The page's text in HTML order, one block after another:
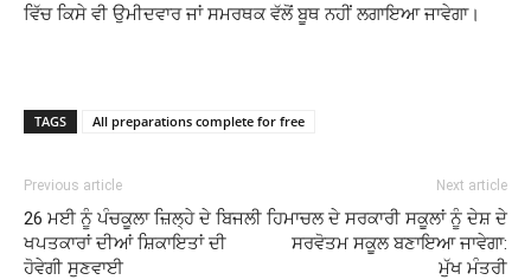
ਵਿੱਚ ਕਿਸੇ ਵੀ ਉਮੀਦਵਾਰ ਜਾਂ ਸਮਰਥਕ ਵੱਲੋਂ ਬੂਥ ਨਹੀਂ ਲਗਾਇਆ ਜਾਵੇਗਾ।
TAGS All preparations complete for free
Previous article
26 ਮਈ ਨੂੰ ਪੰਚਕੂਲਾ ਜ਼ਿਲ੍ਹੇ ਦੇ ਬਿਜਲੀ
ਖਪਤਕਾਰਾਂ ਦੀਆਂ ਸ਼ਿਕਾਇਤਾਂ ਦੀ
ਹੋਵੇਗੀ ਸੁਣਵਾਈ
Next article
ਹਿਮਾਚਲ ਦੇ ਸਰਕਾਰੀ ਸਕੂਲਾਂ ਨੂੰ ਦੇਸ਼ ਦੇ
ਸਰਵੋਤਮ ਸਕੂਲ ਬਣਾਇਆ ਜਾਵੇਗਾ:
ਮੁੱਖ ਮੰਤਰੀ